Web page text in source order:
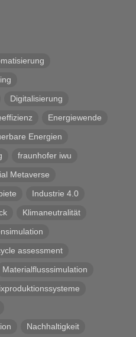
Digitalisierung
Energiewende
Energien
fraunhofer iwu
Metaverse
Industrie 4.0
Klimaneutralität
assessment
Materialflusssimulation
Nachhaltigkeit